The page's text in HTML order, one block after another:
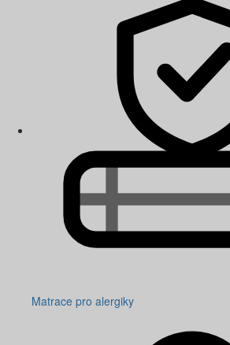
Matrace pro alergiky